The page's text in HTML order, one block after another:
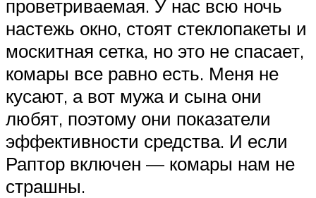
проветриваемая. У нас всю ночь
настежь окно, стоят стеклопакеты и
москитная сетка, но это не спасает,
комары все равно есть. Меня не
кусают, а вот мужа и сына они
любят, поэтому они показатели
эффективности средства. И если
Раптор включен — комары нам не
страшны.